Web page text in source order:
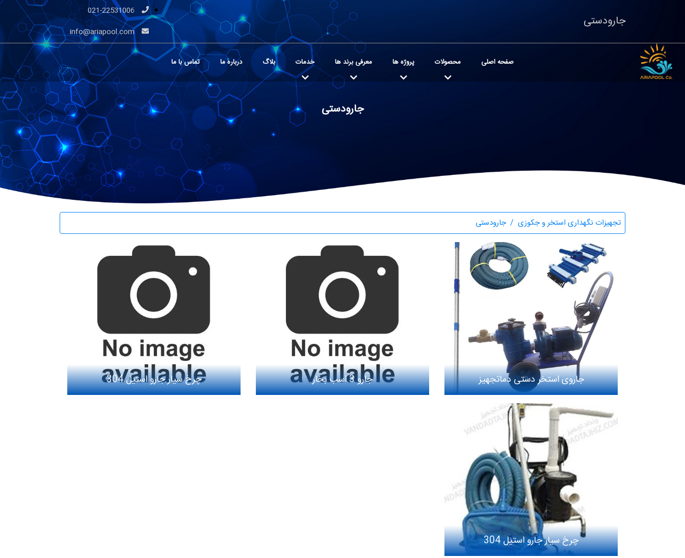
جارودستی
info@ariapool.com
صفحه اصلی محصولات پروژه ها معرفی برند ها خدمات بلاگ درباره ما تماس با ما
جارودستی
تجهیزات نگهداری استخر و جکوزی جارودستی
جاروی استخر دستی دماتجهیز جارو 3 اسب بخار چرخ سیار جارو استیل 304
چرخ سیار جارو استیل 304